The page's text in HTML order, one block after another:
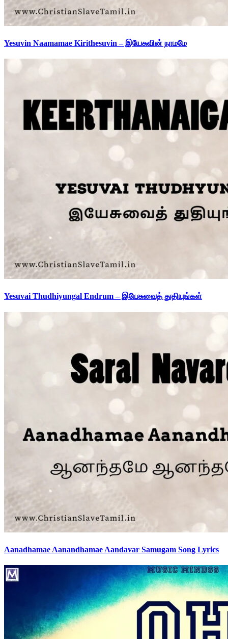
Yesuvin Naamamae Kirithesuvin – இயேசுவின் நாமமே
Yesuvai Thudhiyungal Endrum – இயேசுவைத் துதியுங்கள்
Aanadhamae Aanandhamae Aandavar Samugam Song Lyrics